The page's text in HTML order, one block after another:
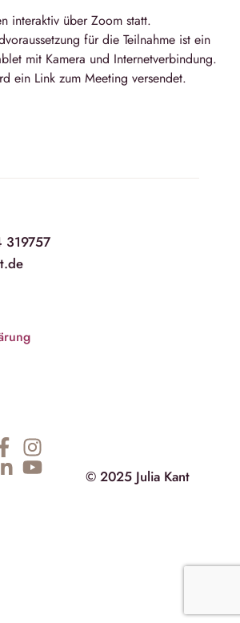
interaktiv über Zoom statt.
für die Teilnahme ist ein
mit Kamera und Internetverbindung.
ein Link zum Meeting versendet.
319757
© 2025 Julia Kant